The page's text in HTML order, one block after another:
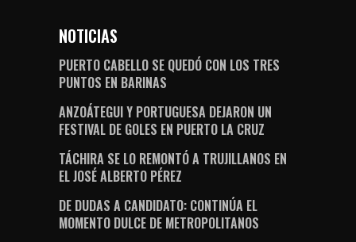
NOTICIAS
PUERTO CABELLO SE QUEDÓ CON LOS TRES
PUNTOS EN BARINAS
ANZOÁTEGUI Y PORTUGUESA DEJARON UN
FESTIVAL DE GOLES EN PUERTO LA CRUZ
TÁCHIRA SE LO REMONTÓ A TRUJILLANOS EN
EL JOSÉ ALBERTO PÉREZ
DE DUDAS A CANDIDATO: CONTINÚA EL
MOMENTO DULCE DE METROPOLITANOS